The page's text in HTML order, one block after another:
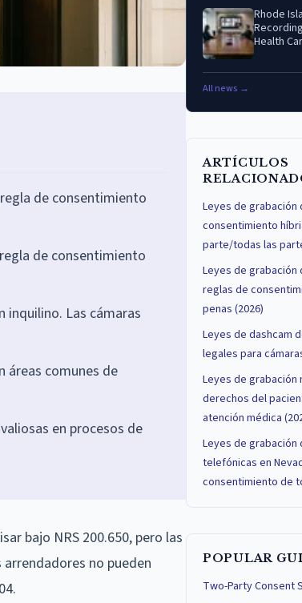
de consentimiento
de consentimiento
inquilino. Las cámaras
áreas comunes de
en procesos de
bajo NRS 200.650, pero las
no pueden
Rhode
Health
All news →
ARTÍCULOS
Leyes de grabación
consentimiento
parte/todas las
Leyes de grabación
reglas de
penas (2026)
Leyes de dashcam
legales para
Leyes de grabación
derechos del
atención médica
Leyes de grabación
telefónicas en
consentimiento de
POPULAR
Two-Party Consent